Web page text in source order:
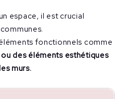
espace, il est crucial
fonctionnels comme
des éléments esthétiques
murs.